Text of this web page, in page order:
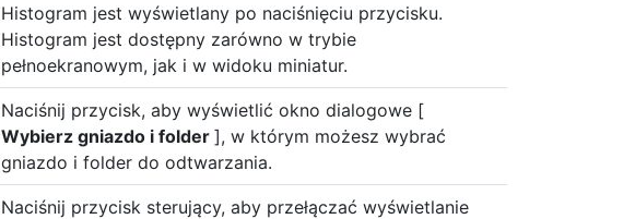
Histogram jest wyświetlany po naciśnięciu przycisku.
Histogram jest dostępny zarówno w trybie
pełnoekranowym, jak i w widoku miniatur.
Naciśnij przycisk, aby wyświetlić okno dialogowe [
Wybierz gniazdo i folder ], w którym możesz wybrać
gniazdo i folder do odtwarzania.
Naciśnij przycisk sterujący, aby przełączać wyświetlanie